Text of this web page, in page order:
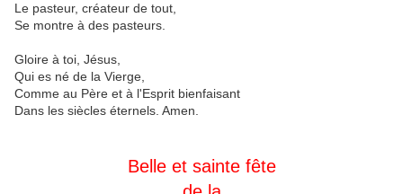
Le pasteur, créateur de tout,
Se montre à des pasteurs.
Gloire à toi, Jésus,
Qui es né de la Vierge,
Comme au Père et à l'Esprit bienfaisant
Dans les siècles éternels. Amen.
Belle et sainte fête